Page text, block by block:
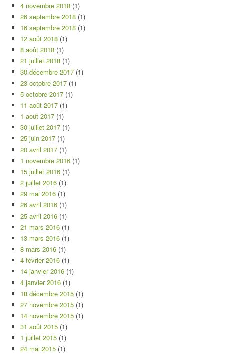
4 novembre 2018 (1)
26 septembre 2018 (1)
16 septembre 2018 (1)
12 août 2018 (1)
8 août 2018 (1)
21 juillet 2018 (1)
30 décembre 2017 (1)
23 octobre 2017 (1)
5 octobre 2017 (1)
11 août 2017 (1)
1 août 2017 (1)
30 juillet 2017 (1)
25 juin 2017 (1)
20 avril 2017 (1)
1 novembre 2016 (1)
15 juillet 2016 (1)
2 juillet 2016 (1)
29 mai 2016 (1)
26 avril 2016 (1)
25 avril 2016 (1)
21 mars 2016 (1)
13 mars 2016 (1)
8 mars 2016 (1)
4 février 2016 (1)
14 janvier 2016 (1)
4 janvier 2016 (1)
18 décembre 2015 (1)
27 novembre 2015 (1)
14 novembre 2015 (1)
31 août 2015 (1)
1 juillet 2015 (1)
24 mai 2015 (1)